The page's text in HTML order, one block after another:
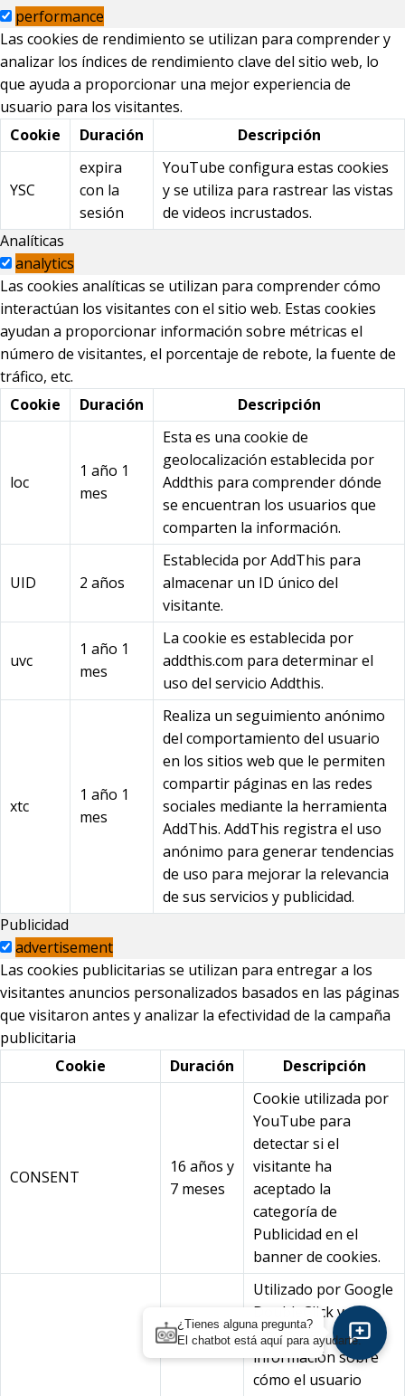
performance
Las cookies de rendimiento se utilizan para comprender y
analizar los índices de rendimiento clave del sitio web, lo
que ayuda a proporcionar una mejor experiencia de
usuario para los visitantes.
Cookie
Duración Descripción
YSC
expira
con la
sesión
YouTube configura estas cookies
y se utiliza para rastrear las vistas
de videos incrustados.
Analíticas
analytics
Las cookies analíticas se utilizan para comprender cómo
interactúan los visitantes con el sitio web. Estas cookies
ayudan a proporcionar información sobre métricas el
número de visitantes, el porcentaje de rebote, la fuente de
tráfico, etc.
Cookie
Duración Descripción
loc
1 año 1
mes
Esta es una cookie de
geolocalización establecida por
Addthis para comprender dónde
se encuentran los usuarios que
comparten la información.
UID 2 años
Establecida por AddThis para
almacenar un ID único del
visitante.
uvc
1 año 1
mes
La cookie es establecida por
addthis.com para determinar el
uso del servicio Addthis.
xtc
1 año 1
mes
Realiza un seguimiento anónimo
del comportamiento del usuario
en los sitios web que le permiten
compartir páginas en las redes
sociales mediante la herramienta
AddThis. AddThis registra el uso
anónimo para generar tendencias
de uso para mejorar la relevancia
de sus servicios y publicidad.
Publicidad
advertisement
Las cookies publicitarias se utilizan para entregar a los
visitantes anuncios personalizados basados en las páginas
que visitaron antes y analizar la efectividad de la campaña
publicitaria
Cookie
Duración Descripción
CONSENT
16 años y
7 meses
Cookie utilizada por
YouTube para
detectar si el
visitante ha
aceptado la
categoría de
Publicidad en el
banner de cookies.
Utilizado por Google
DoubleClick y
almacena
información sobre
cómo el usuario
¿Tienes alguna pregunta?
El chatbot está aquí para ayudarte.